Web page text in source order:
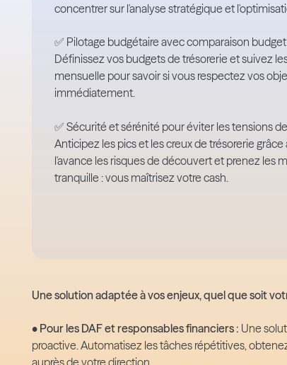
concentrer sur l'analyse stratégique et
✅ Pilotage budgétaire avec comparaison budget
Définissez vos budgets de trésorerie et suivez
mensuelle pour savoir si vous respectez vos
immédiatement.
✅ Sécurité et sérénité pour éviter les tensions
Anticipez les pics et les creux de trésorerie
l'avance les risques de découvert et prenez les
tranquille : vous maîtrisez votre cash.
Une solution adaptée à vos enjeux, quel que soit
• Pour les DAF et responsables financiers : Une
proactive. Automatisez les tâches répétitives,